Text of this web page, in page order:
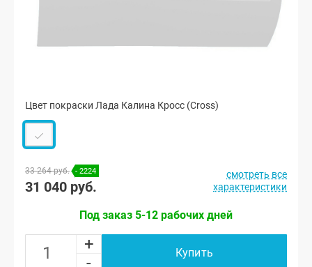
Цвет покраски Лада Калина Кросс (Cross)
33 264 руб. - 2224
31 040 руб.
смотреть все
характеристики
Под заказ 5-12 рабочих дней
+
-
Купить